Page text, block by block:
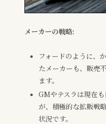
メーカーの戦略:
フォードのように、
たメーカーも、販売
ます。
GMやテスラは現在
が、積極的な拡販戦
状況です。